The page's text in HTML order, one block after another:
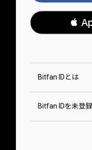

Bitfan IDとは
Bitfan IDを未登